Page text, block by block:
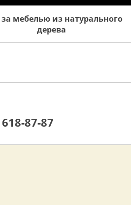
мебелью из натурального
дерева
87-87